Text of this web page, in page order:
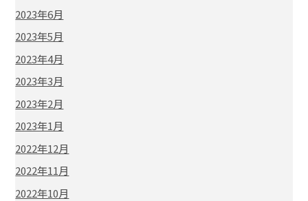
2023年6月
2023年5月
2023年4月
2023年3月
2023年2月
2023年1月
2022年12月
2022年11月
2022年10月